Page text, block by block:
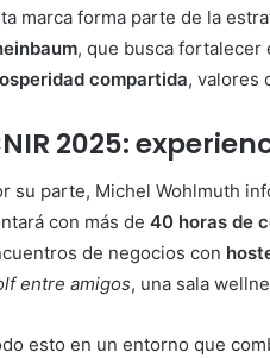
marca forma parte de la
, que busca fortalecer
compartida, valores
2025:
su parte, Michel Wohlmuth
con más de 40 horas de
de negocios con
entre amigos, una sala
esto en un entorno que